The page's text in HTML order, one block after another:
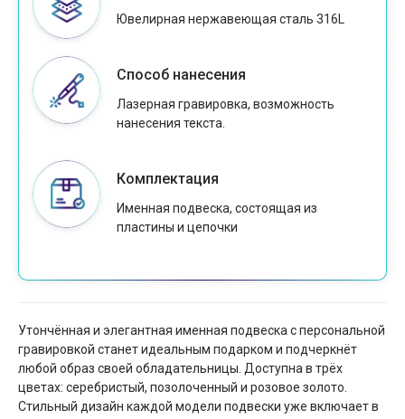
Ювелирная нержавеющая сталь 316L
Способ нанесения
Лазерная гравировка, возможность
нанесения текста.
Комплектация
Именная подвеска, состоящая из
пластины и цепочки
Утончённая и элегантная именная подвеска с персональной
гравировкой станет идеальным подарком и подчеркнёт
любой образ своей обладательницы. Доступна в трёх
цветах: серебристый, позолоченный и розовое золото.
Стильный дизайн каждой модели подвески уже включает в